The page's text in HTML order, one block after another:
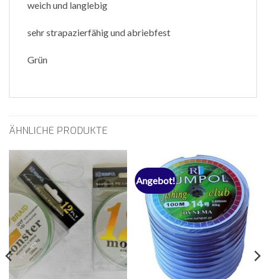
weich und langlebig
sehr strapazierfähig und abriebfest
Grün
ÄHNLICHE PRODUKTE
Angebot!